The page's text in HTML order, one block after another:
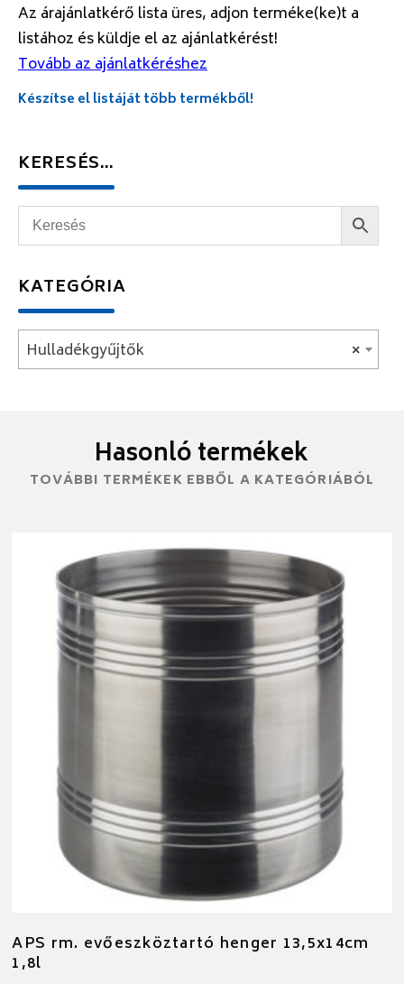
Az árajánlatkérő lista üres, adjon terméke(ke)t a
listához és küldje el az ajánlatkérést!
Tovább az ajánlatkéréshez
Készítse el listáját több termékből!
KERESÉS…
KATEGÓRIA
×
Hulladékgyűjtők
Hasonló termékek
TOVÁBBI TERMÉKEK EBBŐL A KATEGÓRIÁBÓL
APS rm. evőeszköztartó henger 13,5x14cm
1,8l